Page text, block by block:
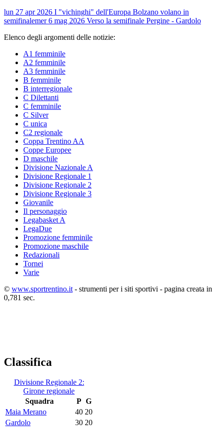
lun 27 apr 2026 I "vichinghi" dell'Europa Bolzano volano in
semifinalemer 6 mag 2026 Verso la semifinale Pergine - Gardolo
Elenco degli argomenti delle notizie:
A1 femminile
A2 femminile
A3 femminile
B femminile
B interregionale
C Dilettanti
C femminile
C Silver
C unica
C2 regionale
Coppa Trentino AA
Coppe Europee
D maschile
Divisione Nazionale A
Divisione Regionale 1
Divisione Regionale 2
Divisione Regionale 3
Giovanile
Il personaggio
Legabasket A
LegaDue
Promozione femminile
Promozione maschile
Redazionali
Tornei
Varie
© www.sportrentino.it - strumenti per i siti sportivi - pagina creata in
0,781 sec.
Classifica
Divisione Regionale 2:
Girone regionale
Squadra
P G
Maia Merano
40 20
Gardolo
30 20